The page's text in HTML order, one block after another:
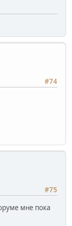
#74
#75
мне пока